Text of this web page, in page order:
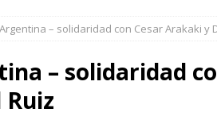
[ 7 Octubre 2025 ] EEUU – ¿Qué
socialistas?
ANÁLISIS Y PERSPECTIVAS
[ 6 Octubre 2025 ]
El impacto
Argentina – solidaridad con Cesar Arakaki y
– solidaridad
Ruiz